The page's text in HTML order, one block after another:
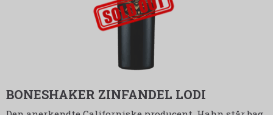
BONESHAKER ZINFANDEL LODI